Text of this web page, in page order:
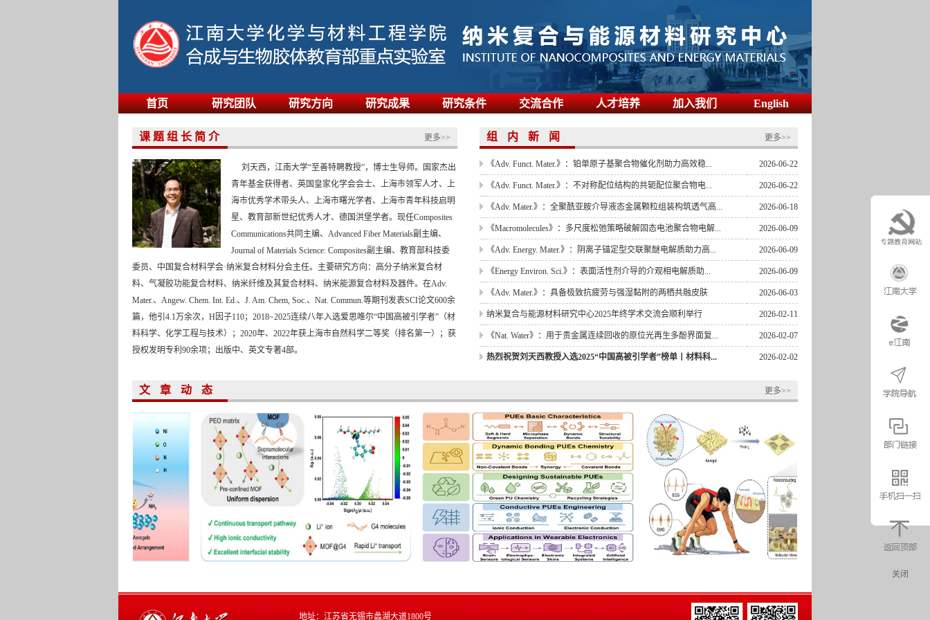
首页 研究团队 研究方向 研究成果 研究条件 交流合作 人才培养 加入我们 English
课 题 组 长 简 介 更多>>
刘天西，江南大学“至善特聘教授”，博士生导师。国家杰出
青年基金获得者、英国皇家化学会会士、上海市领军人才、上
海市优秀学术带头人、上海市曙光学者、上海市青年科技启明
星、教育部新世纪优秀人才、德国洪堡学者。现任Composites
Communications共同主编、Advanced Fiber Materials副主编、
Journal of Materials Science: Composites副主编、教育部科技委
委员、中国复合材料学会·纳米复合材料分会主任。主要研究方向：高分子纳米复合材
料、气凝胶功能复合材料、纳米纤维及其复合材料、纳米能源复合材料及器件。在Adv.
Mater.、Angew. Chem. Int. Ed.、J. Am. Chem, Soc.、Nat. Commun.等期刊发表SCI论文600余
篇，他引4.1万余次，H因子110；2018~2025连续八年入选爱思唯尔“中国高被引学者”（材
料科学、化学工程与技术）；2020年、2022年获上海市自然科学二等奖（排名第一）；获
授权发明专利90余项；出版中、英文专著4部。
组 内 新 闻 更多>>
欢迎优秀学生加盟本课题组 2019-11-11
《Adv. Mater.》：多组分纳米线气凝胶：定制吸附平衡特性助力... 2026-07-27
祝贺张龙生副教授入选英国皇家化学会EES Catalysis新锐科学家 2026-06-22
祝贺张龙生副教授荣获2023-2025年度Wiley中国杰出作者奖 2026-06-22
《Adv. Funct. Mater.》：不对称配位结构的共轭配位聚合物电... 2026-06-22
《Adv. Mater.》：全聚酰亚胺介导液态金属颗粒组装构筑透气高... 2026-06-18
《Macromolecules》：多尺度松弛策略破解固态电池聚合物电解... 2026-06-09
《Adv. Energy. Mater.》：阴离子锚定型交联聚醚电解质助力高... 2026-06-09
《Energy Environ. Sci.》：表面活性剂介导的介观相电解质助... 2026-06-09
《Adv. Mater.》：具备极致抗疲劳与强湿黏附的两栖共融皮肤 2026-06-03
纳米复合与能源材料研究中心2025年终学术交流会顺利举行 2026-02-11
《Nat. Water》：用于贵金属连续回收的原位光再生多酚界面复... 2026-02-07
热烈祝贺刘天西教授入选2025“中国高被引学者”榜单丨材料科... 2026-02-02
2026-01-02
祝贺史振海同学入选2025年度中国科协青年科技人才培育工程博...
《Adv. Mater.》：超轻耐烧蚀形状记忆陶瓷化聚合物气凝胶：自... 2025-11-28
《Inorg. Chem.》：Pt-Pd金属烯气凝胶调控d带中心增强电化学... 2025-10-29
《Small》：具有晶格应力的Pd@Pd-Cu核壳金属烯气凝胶增强乙腈... 2025-10-24
2025先进功能材料东氿论坛暨第二届气凝胶功能材料学术论坛成... 2025-10-22
《Adv. Funct. Mater.》：基于3D打印两性离子凝胶微晶格的主... 2025-10-15
《ChemSusChem》：共轭配位聚合物催化剂在电化学合成氨中的研... 2025-10-14
《Chem. Sci.》：钙钛矿氧化物用于电催化氮/碳固定的研究进展
《Angew. Chem. Int. Ed.》：高熵金属烯气凝胶：硝酸根还原反... 2025-09-18
文 章 动 态 更多>>
地址：江苏省无锡市蠡湖大道1800号
关闭